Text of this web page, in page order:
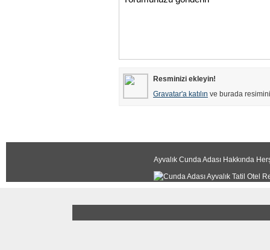
Resminizi ekleyin!
Gravatar'a katılın ve burada
Ayvalık Cunda Adası Hakkında